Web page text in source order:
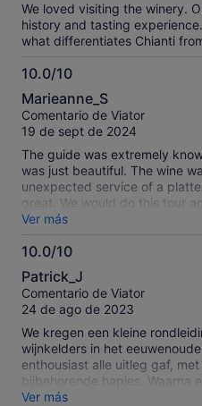
We loved visiting the winery.
history and tasting
what differentiates Chianti
10.0/10
10.0
sobre
10
Marieanne_S
Comentario de Viator
19 de sept de 2024
The guide was extremely
was just beautiful. The wine
unexpected service of a
great. We would do this tour
the new friends we made!!
Ver más
10.0/10
10.0
sobre
10
Patrick_J
Comentario de Viator
24 de ago de 2023
We kregen een kleine
wijnkelders in het
enthousiast alle uitleg gaf,
bijbehorende hapjes. Waarna
Chiante wijnen te bestellen en
Ver más